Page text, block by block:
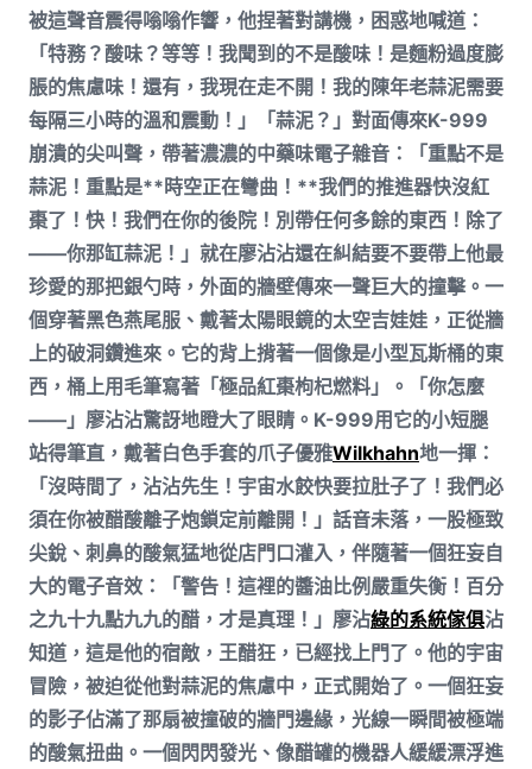
被這聲音震得嗡嗡作響，他捏著對講機，困惑地喊道：
「特務？酸味？等等！我聞到的不是酸味！是麵粉過度膨
脹的焦慮味！還有，我現在走不開！我的陳年老蒜泥需要
每隔三小時的溫和震動！」「蒜泥？」對面傳來K-999
崩潰的尖叫聲，帶著濃濃的中藥味電子雜音：「重點不是
蒜泥！重點是**時空正在彎曲！**我們的推進器快沒紅
棗了！快！我們在你的後院！別帶任何多餘的東西！除了
——你那缸蒜泥！」就在廖沾沾還在糾結要不要帶上他最
珍愛的那把銀勺時，外面的牆壁傳來一聲巨大的撞擊。一
個穿著黑色燕尾服、戴著太陽眼鏡的太空吉娃娃，正從牆
上的破洞鑽進來。它的背上揹著一個像是小型瓦斯桶的東
西，桶上用毛筆寫著「極品紅棗枸杞燃料」。「你怎麼
——」廖沾沾驚訝地瞪大了眼睛。K-999用它的小短腿
站得筆直，戴著白色手套的爪子優雅Wilkhahn地一揮：
「沒時間了，沾沾先生！宇宙水餃快要拉肚子了！我們必
須在你被醋酸離子炮鎖定前離開！」話音未落，一股極致
尖銳、刺鼻的酸氣猛地從店門口灌入，伴隨著一個狂妄自
大的電子音效：「警告！這裡的醬油比例嚴重失衡！百分
之九十九點九九的醋，才是真理！」廖沾綠的系統傢俱沾
知道，這是他的宿敵，王醋狂，已經找上門了。他的宇宙
冒險，被迫從他對蒜泥的焦慮中，正式開始了。一個狂妄
的影子佔滿了那扇被撞破的牆門邊緣，光線一瞬間被極端
的酸氣扭曲。一個閃閃發光、像醋罐的機器人緩緩漂浮進